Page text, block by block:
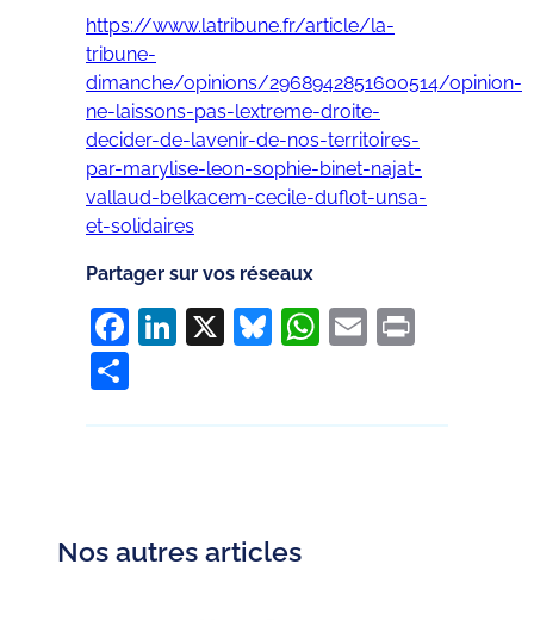
https://www.latribune.fr/article/la-
tribune-
dimanche/opinions/2968942851600514/opinion-
ne-laissons-pas-lextreme-droite-
decider-de-lavenir-de-nos-territoires-
par-marylise-leon-sophie-binet-najat-
vallaud-belkacem-cecile-duflot-unsa-
et-solidaires
Partager sur vos réseaux
Facebook
LinkedIn
X Bluesky
WhatsApp
Email
Nos autres articles